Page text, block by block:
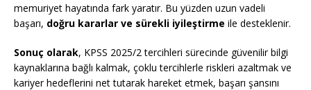
memuriyet hayatında fark yaratır. Bu yüzden uzun vadeli
başarı, doğru kararlar ve sürekli iyileştirme ile desteklenir.
Sonuç olarak, KPSS 2025/2 tercihleri sürecinde güvenilir bilgi
kaynaklarına bağlı kalmak, çoklu tercihlerle riskleri azaltmak ve
kariyer hedeflerini net tutarak hareket etmek, başarı şansını